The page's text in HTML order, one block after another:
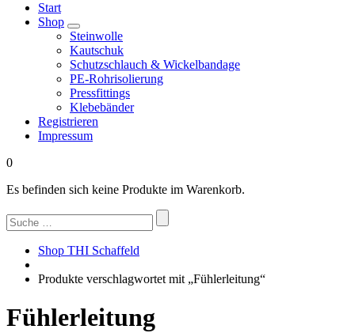
Start
Shop
Steinwolle
Kautschuk
Schutzschlauch & Wickelbandage
PE-Rohrisolierung
Pressfittings
Klebebänder
Registrieren
Impressum
0
Es befinden sich keine Produkte im Warenkorb.
Suchen
nach:
Shop THI Schaffeld
Produkte verschlagwortet mit „Fühlerleitung“
Fühlerleitung